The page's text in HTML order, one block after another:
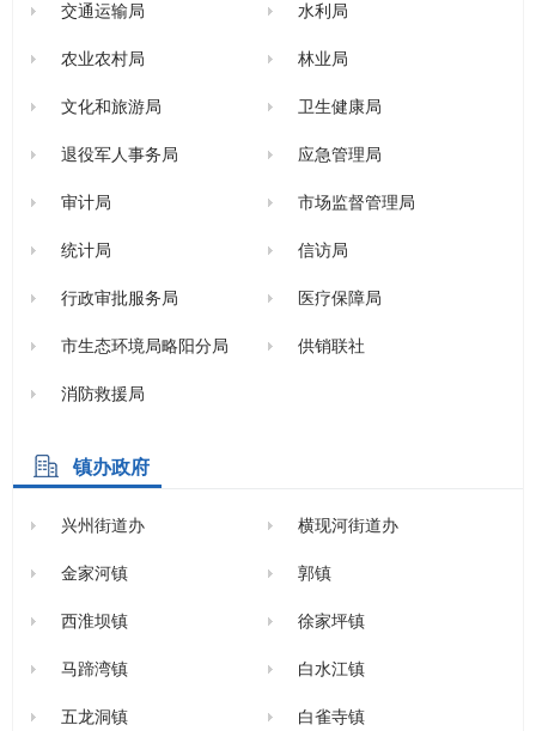
交通运输局 水利局
农业农村局 林业局
文化和旅游局 卫生健康局
退役军人事务局 应急管理局
审计局 市场监督管理局
统计局 信访局
行政审批服务局 医疗保障局
市生态环境局略阳分局 供销联社
消防救援局
镇办政府
兴州街道办 横现河街道办
金家河镇 郭镇
西淮坝镇 徐家坪镇
马蹄湾镇 白水江镇
五龙洞镇 白雀寺镇